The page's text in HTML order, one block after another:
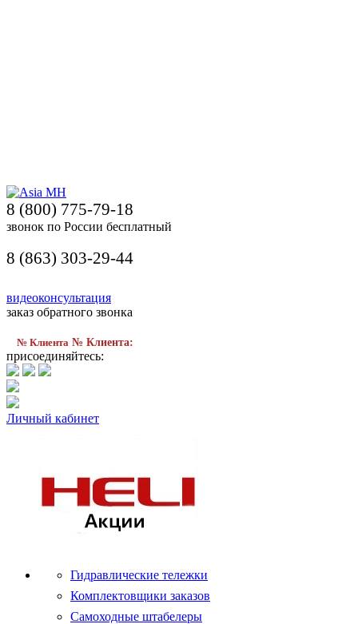
8 (800) 775-79-18
звонок по России бесплатный
8 (863) 303-29-44
видеоконсультация
заказ обратного звонка
№ Клиента № Клиента:
присоединяйтесь:
Личный кабинет
Гидравлические тележки
Комплектовщики заказов
Самоходные штабелеры